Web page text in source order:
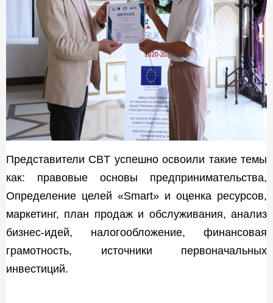
Представители CBT успешно освоили такие темы
как: правовые основы предпринимательства,
Определение целей «Smart» и оценка ресурсов,
маркетинг, план продаж и обслуживания, анализ
бизнес-идей, налогообложение, финансовая
грамотность, источники первоначальных
инвестиций.